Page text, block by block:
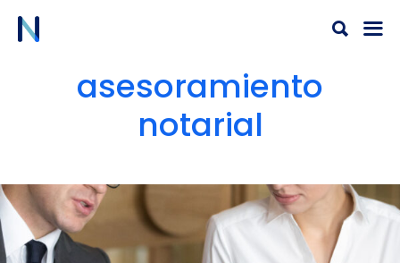
asesoramiento
notarial